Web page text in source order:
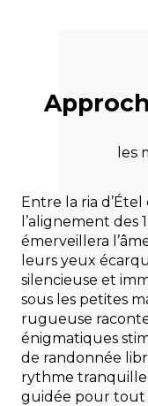
les
Entre la ria
l’alignement des
émerveillera
leurs yeux
silencieuse et
sous les petites
rugueuse
énigmatiques
de randonnée
rythme
guidée pour tout